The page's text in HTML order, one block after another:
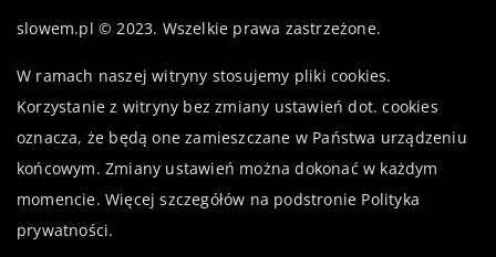
slowem.pl © 2023. Wszelkie prawa zastrzeżone.
W ramach naszej witryny stosujemy pliki cookies.
Korzystanie z witryny bez zmiany ustawień dot. cookies
oznacza, że będą one zamieszczane w Państwa urządzeniu
końcowym. Zmiany ustawień można dokonać w każdym
momencie. Więcej szczegółów na podstronie Polityka
prywatności.